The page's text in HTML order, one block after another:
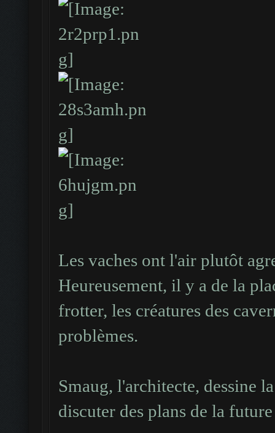
Les vaches ont l'air plutôt
Heureusement, il y a de la
frotter, les créatures des
problèmes.
Smaug, l'architecte, dessine
discuter des plans de la